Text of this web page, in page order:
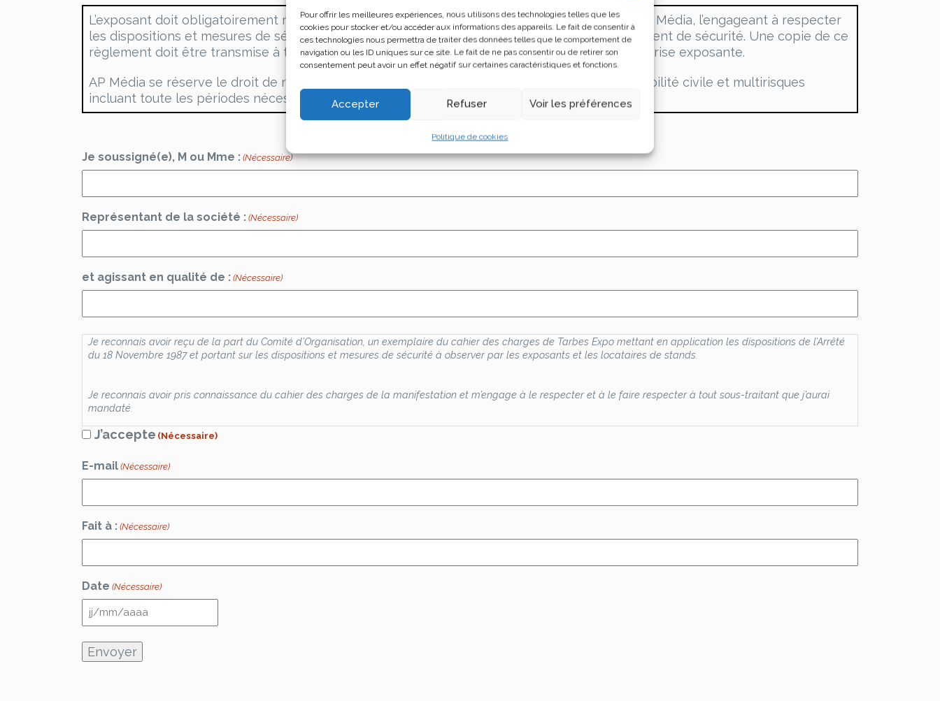
Pour offrir les meilleures expériences, nous utilisons des technologies telles que les
cookies pour stocker et/ou accéder aux informations des appareils. Le fait de consentir à
ces technologies nous permettra de traiter des données telles que le comportement de
navigation ou les ID uniques sur ce site. Le fait de ne pas consentir ou de retirer son
consentement peut avoir un effet négatif sur certaines caractéristiques et fonctions.
Accepter Refuser Voir les préférences
Politique de cookies
L’exposant doit obligatoirement retourner cette attestation dûment complétée et signée à AP Média, l’engageant à respecter
les dispositions et mesures de sécurité applicables à l’exposition et contenues dans le règlement de sécurité. Une copie de ce
règlement doit être transmise à tous les sous-traitants intervenant pour le compte de l’entreprise exposante.
AP Média se réserve le droit de réclamer une attestation d’assurance si nécessaire : responsabilité civile et multirisques
incluant toute les périodes nécessaires au déroulement du salon.
Je soussigné(e), M ou Mme : (Nécessaire)
Représentant de la société : (Nécessaire)
et agissant en qualité de : (Nécessaire)
Validation
(Nécessaire)
Je reconnais avoir reçu de la part du Comité d’Organisation, un exemplaire du cahier des charges de Tarbes Expo mettant en application les dispositions de l’Arrêté
du 18 Novembre 1987 et portant sur les dispositions et mesures de sécurité à observer par les exposants et les locataires de stands.
Je reconnais avoir pris connaissance du cahier des charges de la manifestation et m’engage à le respecter et à le faire respecter à tout sous-traitant que j’aurai
mandaté.
J’accepte (Nécessaire)
E-mail (Nécessaire)
Fait à : (Nécessaire)
Date (Nécessaire)
JJ
MM